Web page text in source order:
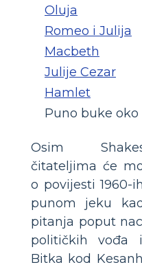
Oluja
Romeo i Julija
Macbeth
Julije Cezar
Hamlet
Puno buke oko
Osim
čitateljima će
o povijesti 1960-
punom jeku
pitanja poput
političkih vođa
Bitka kod